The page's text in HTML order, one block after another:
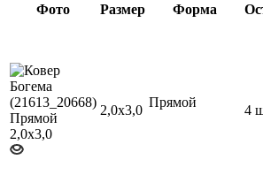
Фото
Размер Форма
2,0х3,0
Прямой
4